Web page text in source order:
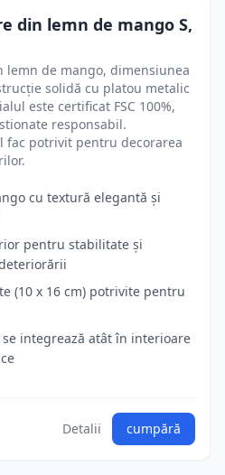
din lemn de mango S,
de mango, dimensiunea
solidă cu platou metalic
este certificat FSC 100%,
responsabil.
fac potrivit pentru decorarea
cu textură elegantă și
pentru stabilitate și
(10 x 16 cm) potrivite pentru
integrează atât în interioare
Detalii cumpără